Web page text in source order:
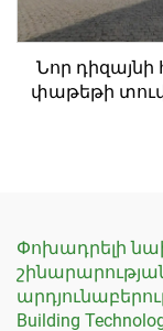
Նոր դիզայնի
փաթեթի
Փոխադրելի
Building